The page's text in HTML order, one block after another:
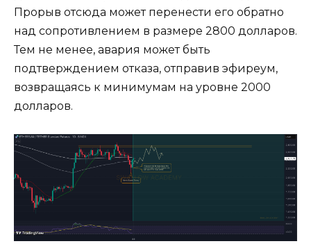
Прорыв отсюда может перенести его обратно
над сопротивлением в размере 2800 долларов.
Тем не менее, авария может быть
подтверждением отказа, отправив эфиреум,
возвращаясь к минимумам на уровне 2000
долларов.